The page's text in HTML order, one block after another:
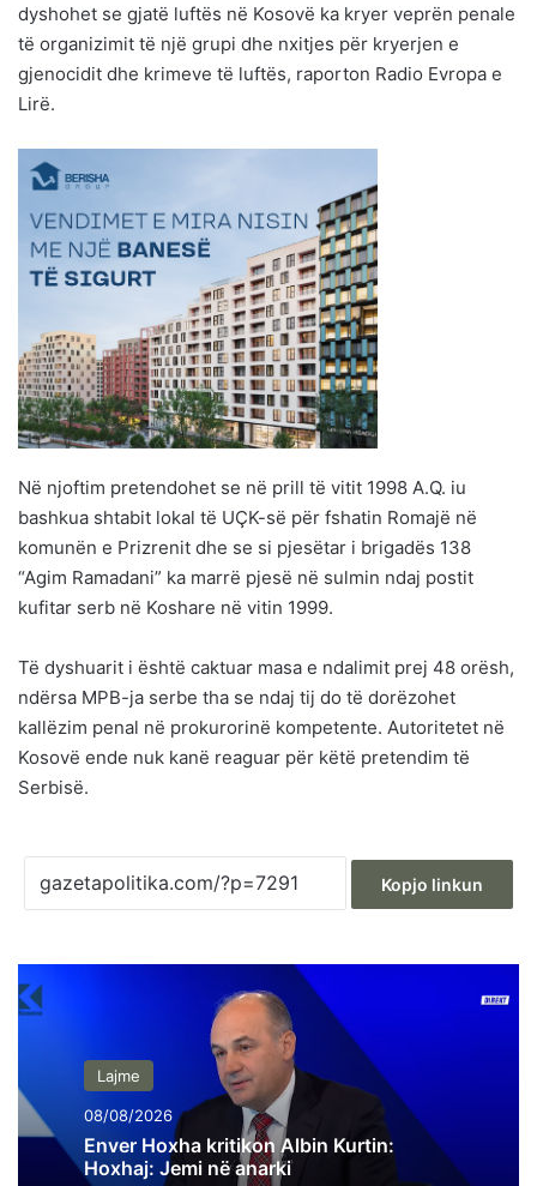
dyshohet se gjatë luftës në Kosovë ka kryer veprën penale
të organizimit të një grupi dhe nxitjes për kryerjen e
gjenocidit dhe krimeve të luftës, raporton Radio Evropa e
Lirë.
Në njoftim pretendohet se në prill të vitit 1998 A.Q. iu
bashkua shtabit lokal të UÇK-së për fshatin Romajë në
komunën e Prizrenit dhe se si pjesëtar i brigadës 138
“Agim Ramadani” ka marrë pjesë në sulmin ndaj postit
kufitar serb në Koshare në vitin 1999.
Të dyshuarit i është caktuar masa e ndalimit prej 48 orësh,
ndërsa MPB-ja serbe tha se ndaj tij do të dorëzohet
kallëzim penal në prokurorinë kompetente. Autoritetet në
Kosovë ende nuk kanë reaguar për këtë pretendim të
Serbisë.
Kopjo linkun
Lajme
08/08/2026
Enver Hoxha kritikon Albin Kurtin:
Hoxhaj: Jemi në anarki